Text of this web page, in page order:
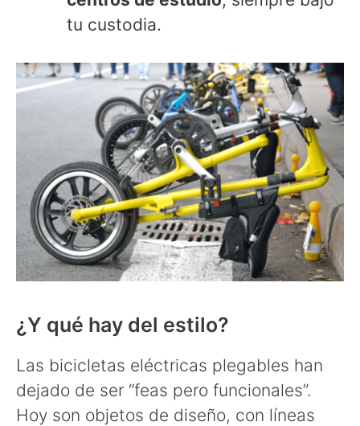
tu custodia.
¿Y qué hay del estilo?
Las bicicletas eléctricas plegables han
dejado de ser “feas pero funcionales”.
Hoy son objetos de diseño, con líneas